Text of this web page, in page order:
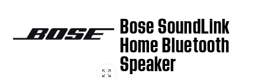
Bose SoundLink
Home Bluetooth
Speaker